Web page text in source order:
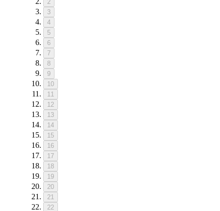
2
3
4
5
6
7
8
9
10
11
12
13
14
15
16
17
18
19
20
21
22